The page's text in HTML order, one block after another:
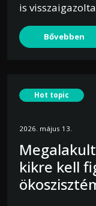
is
Bővebben
Hot topic
2026. május 13.
kikre kell